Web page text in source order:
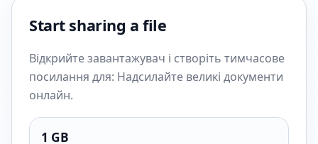
Start sharing a file
Відкрийте завантажувач і створіть тимчасове
посилання для: Надсилайте великі документи
онлайн.
1 GB